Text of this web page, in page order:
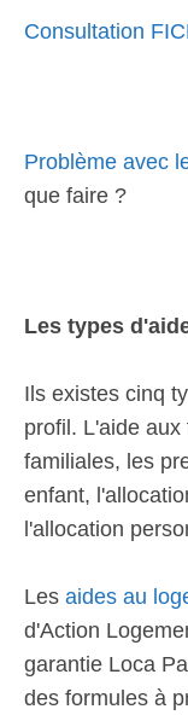
Consultation
Problème avec
que faire ?
Les types
Ils existes cinq
profil. L'aide
familiales, les
enfant,
l'allocation
Les aides au
d'Action
garantie Loca
des formules à